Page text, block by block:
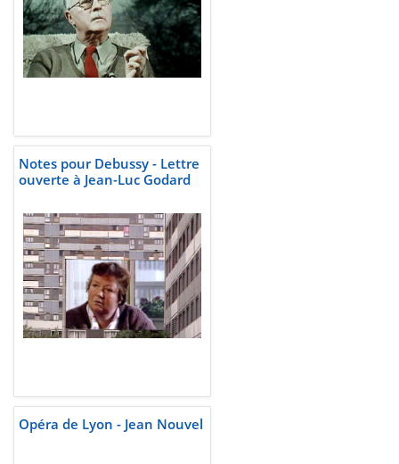
Notes pour Debussy - Lettre
ouverte à Jean-Luc Godard
Opéra de Lyon - Jean Nouvel